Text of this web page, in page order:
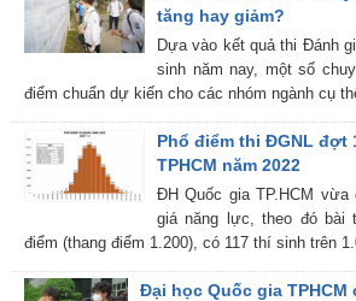
tăng hay giảm?
Dựa vào kết quả thi Đánh
sinh năm nay, một số
điểm chuẩn dự kiến cho các nhóm ngành cụ
Phổ điểm thi ĐGNL đợt
TPHCM năm 2022
ĐH Quốc gia TP.HCM vừa
giá năng lực, theo đó bài
điểm (thang điểm 1.200), có 117 thí sinh trên
Đại học Quốc gia